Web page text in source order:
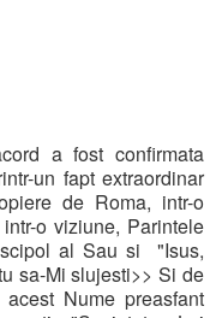
a fost confirmata
un fapt extraordinar
de Roma, intr-o
o viziune, Parintele
al Sau si "Isus,
sa-Mi slujesti>> Si de
Nume preasfant